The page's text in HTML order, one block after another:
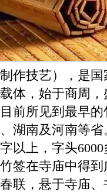
技艺），是国
体，始于商周
前所见到最早
湖南及河南等
以上，字头
签在寺庙中得
联，悬于寺庙